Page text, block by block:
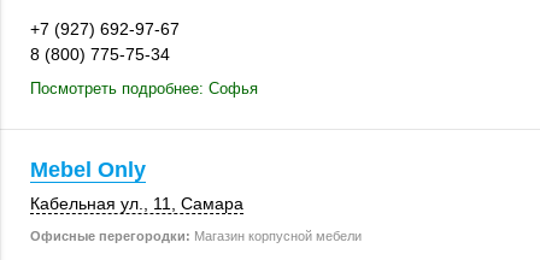
+7 (927) 692-97-67
8 (800) 775-75-34
Посмотреть подробнее: Софья
Mebel Only
Кабельная ул., 11 Самара
Офисные перегородки: Магазин корпусной мебели